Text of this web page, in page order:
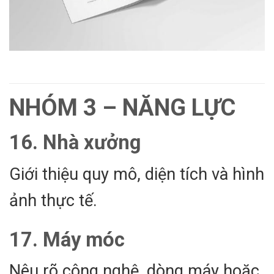
NHÓM 3 – NĂNG LỰC
16. Nhà xưởng
Giới thiệu quy mô, diện tích và hình
ảnh thực tế.
17. Máy móc